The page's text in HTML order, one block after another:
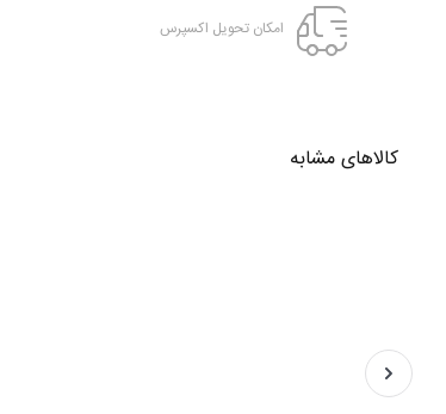
امکان تحویل اکسپرس
کالاهای مشابه